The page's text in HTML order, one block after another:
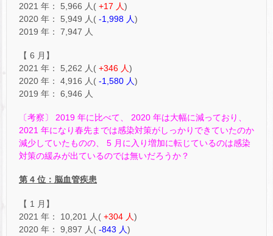
2021 年： 5,966 人( +17 人)
2020 年： 5,949 人( -1,998 人)
2019 年： 7,947 人
【 6 月】
2021 年： 5,262 人( +346 人)
2020 年： 4,916 人( -1,580 人)
2019 年： 6,946 人
〔考察〕 2019 年に比べて、 2020 年は大幅に減っており、
2021 年になり春先までは感染対策がしっかりできていたのか
減少していたものの、 5 月に入り増加に転じているのは感染
対策の緩みが出ているのでは無いだろうか？
第 4 位：脳血管疾患
【 1 月】
2021 年： 10,201 人( +304 人)
2020 年： 9,897 人( -843 人)